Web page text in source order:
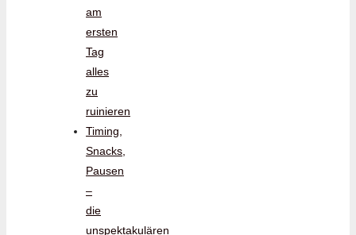
am
ersten
Tag
alles
zu
ruinieren
Timing,
Snacks,
Pausen
–
die
unspektakulären